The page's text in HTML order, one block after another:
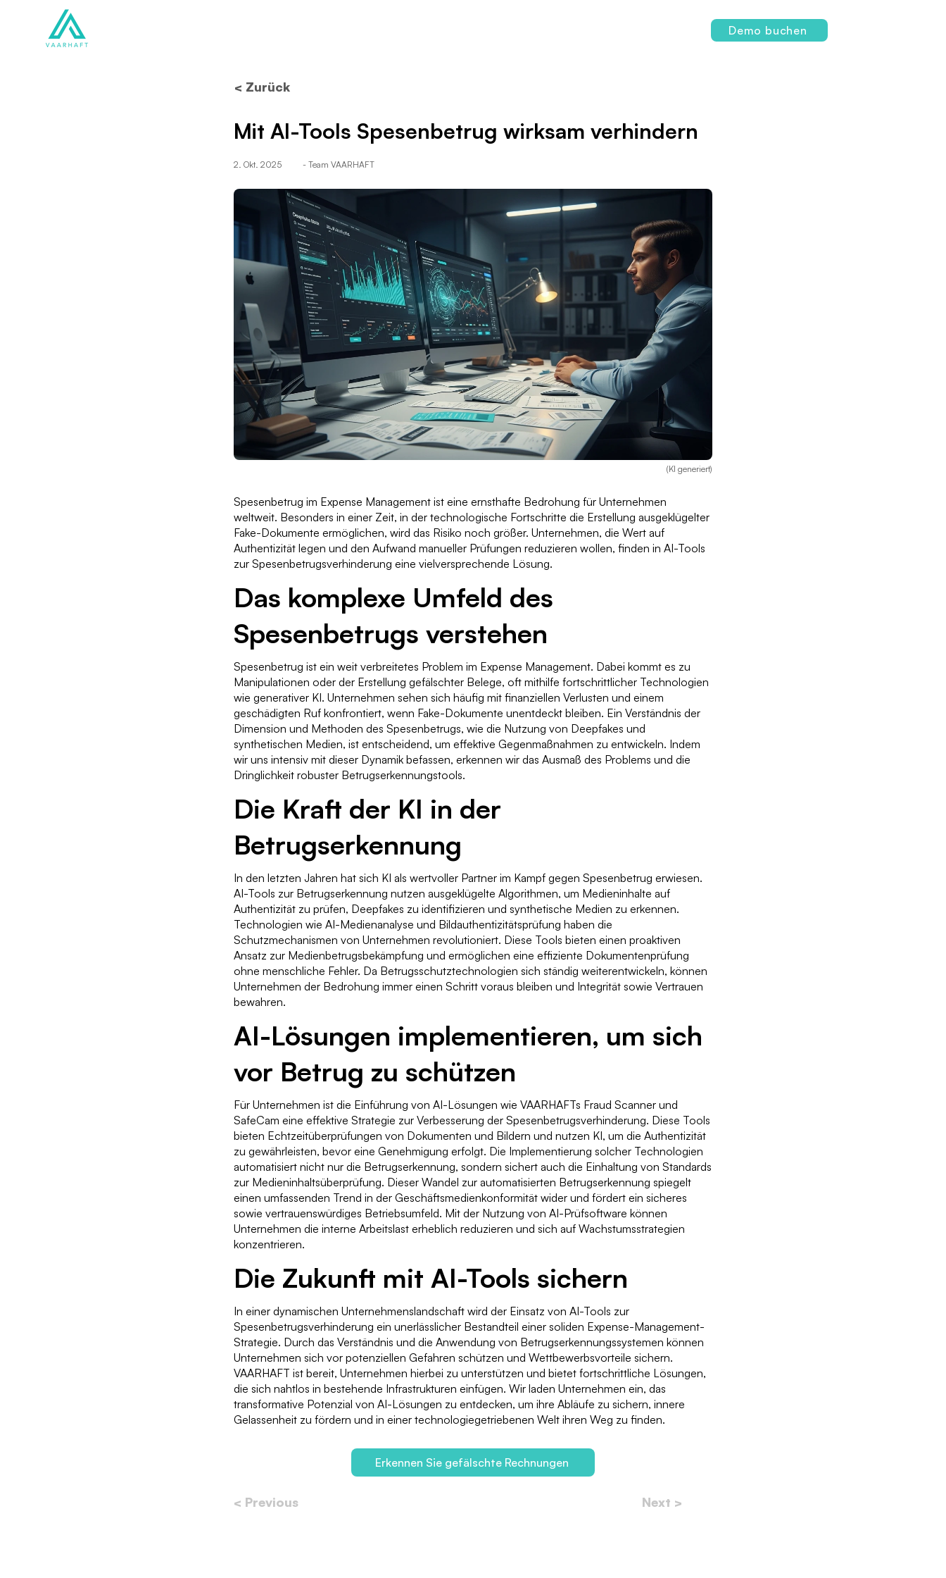
Demo buchen
< Zurück
Mit AI-Tools Spesenbetrug wirksam verhindern
2. Okt. 2025 - Team VAARHAFT
(KI generiert)
Spesenbetrug im Expense Management ist eine ernsthafte Bedrohung für Unternehmen
weltweit. Besonders in einer Zeit, in der technologische Fortschritte die Erstellung ausgeklügelter
Fake-Dokumente ermöglichen, wird das Risiko noch größer. Unternehmen, die Wert auf
Authentizität legen und den Aufwand manueller Prüfungen reduzieren wollen, finden in AI-Tools
zur Spesenbetrugsverhinderung eine vielversprechende Lösung.
Das komplexe Umfeld des
Spesenbetrugs verstehen
Spesenbetrug ist ein weit verbreitetes Problem im Expense Management. Dabei kommt es zu
Manipulationen oder der Erstellung gefälschter Belege, oft mithilfe fortschrittlicher Technologien
wie generativer KI. Unternehmen sehen sich häufig mit finanziellen Verlusten und einem
geschädigten Ruf konfrontiert, wenn Fake-Dokumente unentdeckt bleiben. Ein Verständnis der
Dimension und Methoden des Spesenbetrugs, wie die Nutzung von Deepfakes und
synthetischen Medien, ist entscheidend, um effektive Gegenmaßnahmen zu entwickeln. Indem
wir uns intensiv mit dieser Dynamik befassen, erkennen wir das Ausmaß des Problems und die
Dringlichkeit robuster Betrugserkennungstools.
Die Kraft der KI in der
Betrugserkennung
In den letzten Jahren hat sich KI als wertvoller Partner im Kampf gegen Spesenbetrug erwiesen.
AI-Tools zur Betrugserkennung nutzen ausgeklügelte Algorithmen, um Medieninhalte auf
Authentizität zu prüfen, Deepfakes zu identifizieren und synthetische Medien zu erkennen.
Technologien wie AI-Medienanalyse und Bildauthentizitätsprüfung haben die
Schutzmechanismen von Unternehmen revolutioniert. Diese Tools bieten einen proaktiven
Ansatz zur Medienbetrugsbekämpfung und ermöglichen eine effiziente Dokumentenprüfung
ohne menschliche Fehler. Da Betrugsschutztechnologien sich ständig weiterentwickeln, können
Unternehmen der Bedrohung immer einen Schritt voraus bleiben und Integrität sowie Vertrauen
bewahren.
AI-Lösungen implementieren, um sich
vor Betrug zu schützen
Für Unternehmen ist die Einführung von AI-Lösungen wie VAARHAFTs Fraud Scanner und
SafeCam eine effektive Strategie zur Verbesserung der Spesenbetrugsverhinderung. Diese Tools
bieten Echtzeitüberprüfungen von Dokumenten und Bildern und nutzen KI, um die Authentizität
zu gewährleisten, bevor eine Genehmigung erfolgt. Die Implementierung solcher Technologien
automatisiert nicht nur die Betrugserkennung, sondern sichert auch die Einhaltung von Standards
zur Medieninhaltsüberprüfung. Dieser Wandel zur automatisierten Betrugserkennung spiegelt
einen umfassenden Trend in der Geschäftsmedienkonformität wider und fördert ein sicheres
sowie vertrauenswürdiges Betriebsumfeld. Mit der Nutzung von AI-Prüfsoftware können
Unternehmen die interne Arbeitslast erheblich reduzieren und sich auf Wachstumsstrategien
konzentrieren.
Die Zukunft mit AI-Tools sichern
In einer dynamischen Unternehmenslandschaft wird der Einsatz von AI-Tools zur
Spesenbetrugsverhinderung ein unerlässlicher Bestandteil einer soliden Expense-Management-
Strategie. Durch das Verständnis und die Anwendung von Betrugserkennungssystemen können
Unternehmen sich vor potenziellen Gefahren schützen und Wettbewerbsvorteile sichern.
VAARHAFT ist bereit, Unternehmen hierbei zu unterstützen und bietet fortschrittliche Lösungen,
die sich nahtlos in bestehende Infrastrukturen einfügen. Wir laden Unternehmen ein, das
transformative Potenzial von AI-Lösungen zu entdecken, um ihre Abläufe zu sichern, innere
Gelassenheit zu fördern und in einer technologiegetriebenen Welt ihren Weg zu finden.
Erkennen Sie gefälschte Rechnungen
< Previous Next >